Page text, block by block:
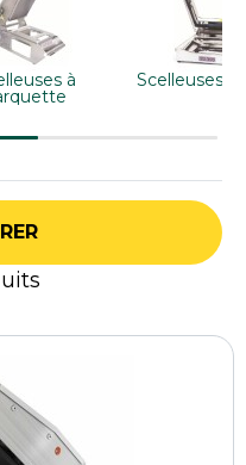
conçue pour
la conservation et les
au quotidien.
à Scelleuses à